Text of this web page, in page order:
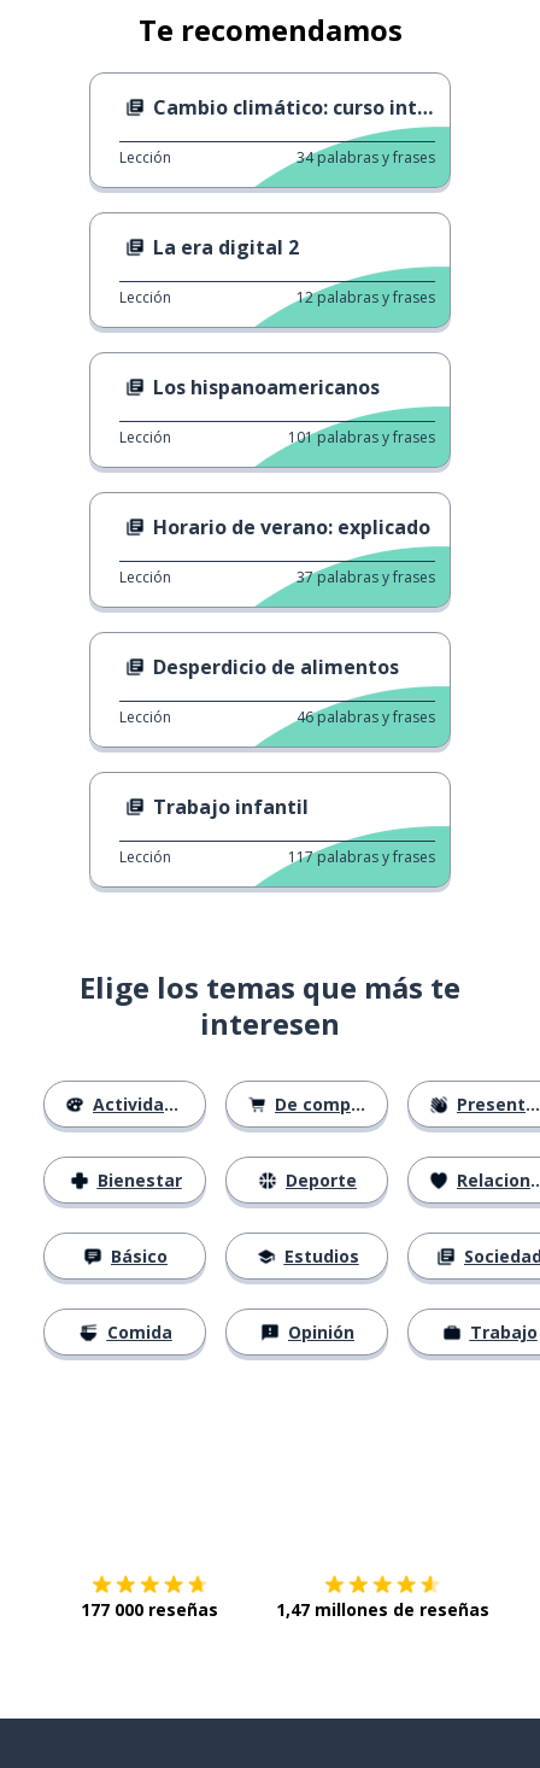
Te recomendamos
Cambio climático: curso intensivo
Lección 34palabras y frases
La era digital 2
Lección 12palabras y frases
Los hispanoamericanos
Lección 101palabras y frases
Horario de verano: explicado
Lección 37palabras y frases
Desperdicio de alimentos
Lección 46palabras y frases
Trabajo infantil
Lección 117palabras y frases
Elige los temas que más te
interesen
Actividades
Bienestar
Básico
Comida
De compras
Deporte
Estudios
Opinión
Presentación
Relaciones
Trabajo
177 000 reseñas 1,47 millones de reseñas